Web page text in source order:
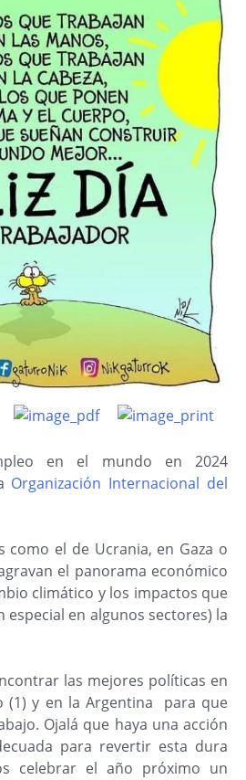
en el mundo en 2024
Organización Internacional del
como el de Ucrania, en Gaza o
el panorama económico
climático y los impactos que
en algunos sectores) la
las mejores políticas en
(1) y en la Argentina para que
Ojalá que haya una acción
para revertir esta dura
celebrar el año próximo un